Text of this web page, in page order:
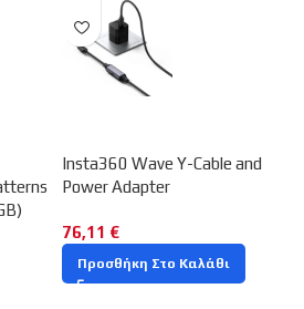
Insta360 Wave Y-Cable and
Power Adapter
76,11 €
Προσθήκη Στο Καλάθι